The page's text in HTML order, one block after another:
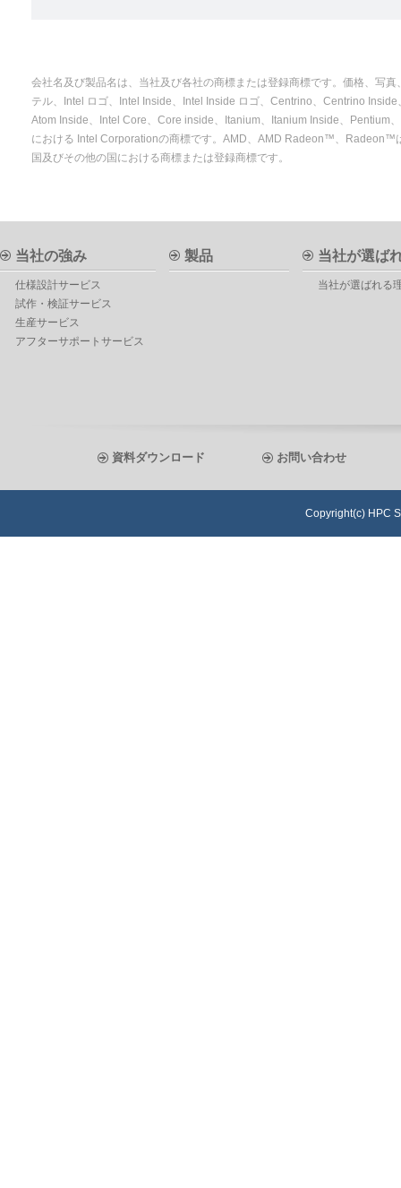
会社名及び製品名は、当社及び各社の商標または登録商標です。価格、写
テル、Intel ロゴ、Intel Inside、Intel Inside ロゴ、Centrino、Centrino
Atom Inside、Intel Core、Core inside、Itanium、Itanium Inside、Pentium
における Intel Corporationの商標です。AMD、AMD Radeon™、Radeon™
国及びその他の国における商標または登録商標です。
当社の強み
仕様設計サービス
試作・検証サービス
生産サービス
アフターサポートサービス
製品 当社が選ば
当社が選ばれる
資料ダウンロード お問い合わせ
Copyright(c) HPC